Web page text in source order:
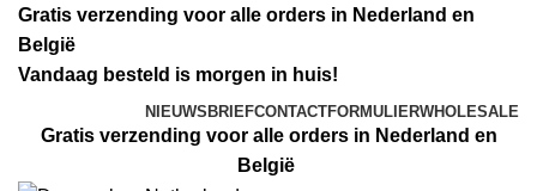
Gratis verzending voor alle orders in Nederland en
België
Vandaag besteld is morgen in huis!
NIEUWSBRIEFCONTACTFORMULIERWHOLESALE
Gratis verzending voor alle orders in Nederland en
België